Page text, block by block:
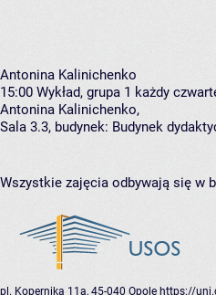
Antonina Kalinichenko
15:00 Wykład, grupa 1 każdy
Antonina Kalinichenko,
Sala 3.3, budynek: Budynek
Wszystkie zajęcia odbywają się w
pl. Kopernika 11a, 45-040 Opole https://